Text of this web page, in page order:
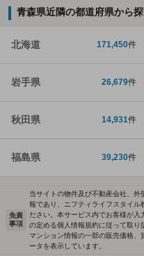
青森県近隣の都道府県から
北海道 171,450件
岩手県 26,679件
秋田県 14,931件
福島県 39,230件
免責
事項
当サイトの物件及び不動産会社、
報であり、ニフティライフスタイル
ださい。本サービス内でお客様が入
の定める個人情報規約に従って取り
マンション情報の一部の販売価格、
ータを表示しています。